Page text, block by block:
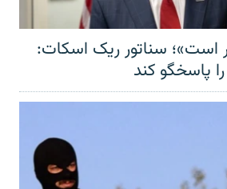
است»؛ سناتور ریک اسکات:
پاسخگو کند